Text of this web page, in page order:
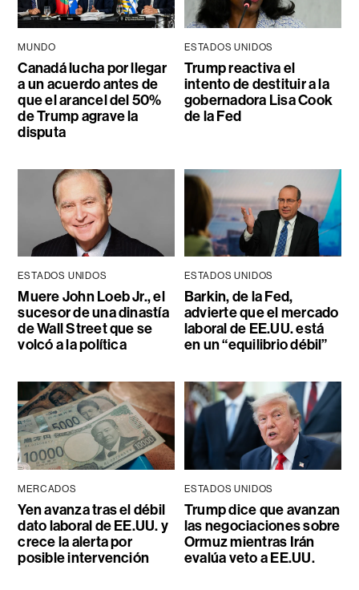
MUNDO
Canadá lucha por llegar
a un acuerdo antes de
que el arancel del 50%
de Trump agrave la
disputa
ESTADOS UNIDOS
Trump reactiva el
intento de destituir a la
gobernadora Lisa Cook
de la Fed
ESTADOS UNIDOS
Muere John Loeb Jr., el
sucesor de una dinastía
de Wall Street que se
volcó a la política
ESTADOS UNIDOS
Barkin, de la Fed,
advierte que el mercado
laboral de EE.UU. está
en un “equilibrio débil”
MERCADOS
Yen avanza tras el débil
dato laboral de EE.UU. y
crece la alerta por
posible intervención
ESTADOS UNIDOS
Trump dice que avanzan
las negociaciones sobre
Ormuz mientras Irán
evalúa veto a EE.UU.